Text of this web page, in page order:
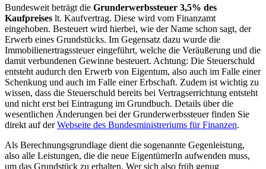
Bundesweit beträgt die Grunderwerbssteuer 3,5% des
Kaufpreises lt. Kaufvertrag. Diese wird vom Finanzamt
eingehoben. Besteuert wird hierbei, wie der Name schon sagt, der
Erwerb eines Grundstücks. Im Gegensatz dazu wurde die
Immobilienertragssteuer eingeführt, welche die Veräußerung und die
damit verbundenen Gewinne besteuert. Achtung: Die Steuerschuld
entsteht audurch den Erwerb von Eigentum, also auch im Falle einer
Schenkung und auch im Falle einer Erbschaft. Zudem ist wichtig zu
wissen, dass die Steuerschuld bereits bei Vertragserrichtung entsteht
und nicht erst bei Eintragung im Grundbuch. Details über die
wesentlichen Änderungen bei der Grunderwerbssteuer finden Sie
direkt auf derWebseite des Bundesministreriums für Finanzen.
Als Berechnungsgrundlage dient die sogenannte Gegenleistung,
also alle Leistungen, die die neue EigentümerIn aufwenden muss,
um das Grundstück zu erhalten. Wer sich also früh genug